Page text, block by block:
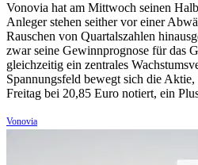
Vonovia hat am Mittwoch seinen
Anleger stehen seither vor einer
Rauschen von Quartalszahlen
zwar seine Gewinnprognose für das
gleichzeitig ein zentrales
Spannungsfeld bewegt sich die
Freitag bei 20,85 Euro notiert, ein
Vonovia